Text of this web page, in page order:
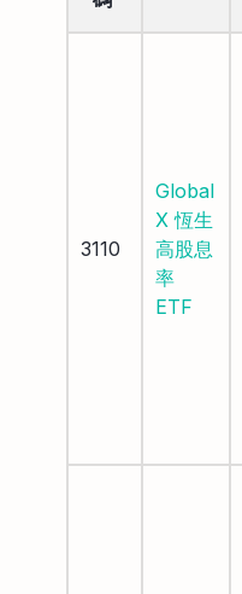
3110
Global
X 恆生
高股息
率
ETF